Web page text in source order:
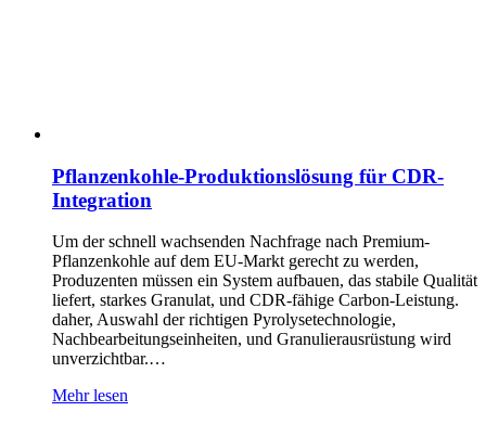
Pflanzenkohle-Produktionslösung für CDR-
Integration
Um der schnell wachsenden Nachfrage nach Premium-
Pflanzenkohle auf dem EU-Markt gerecht zu werden,
Produzenten müssen ein System aufbauen, das stabile Qualität
liefert, starkes Granulat, und CDR-fähige Carbon-Leistung.
daher, Auswahl der richtigen Pyrolysetechnologie,
Nachbearbeitungseinheiten, und Granulierausrüstung wird
unverzichtbar.…
Mehr lesen